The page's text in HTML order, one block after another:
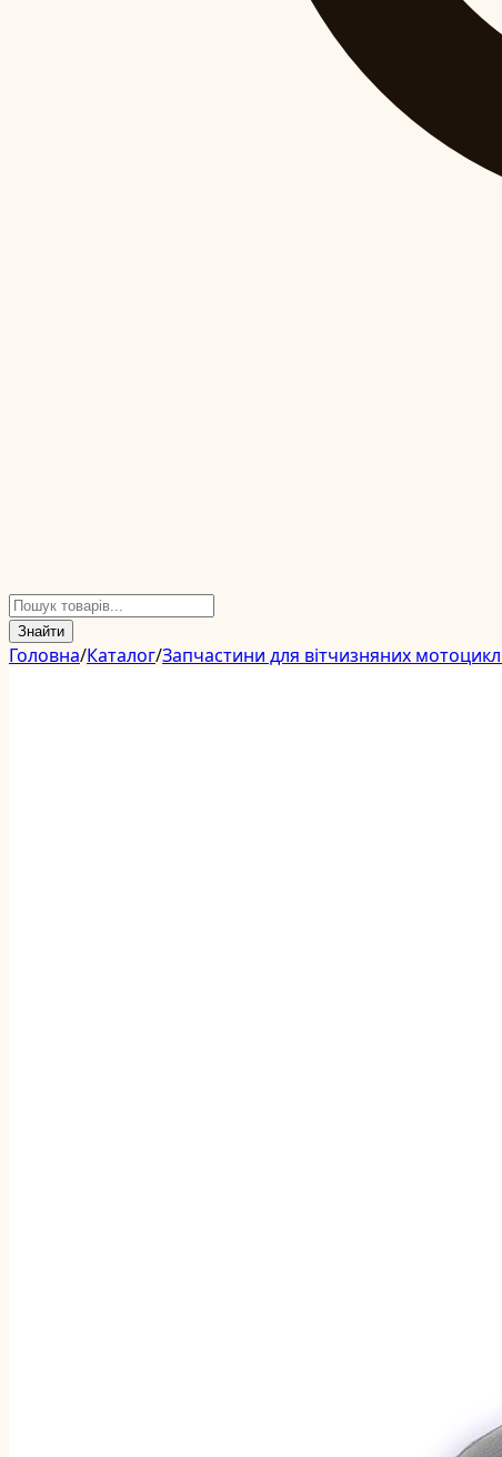
Знайти
Головна/Каталог/Запчастини для вітчизняних